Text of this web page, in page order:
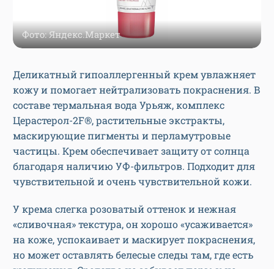
Фото: Яндекс.Маркет
Деликатный гипоаллергенный крем увлажняет
кожу и помогает нейтрализовать покраснения. В
составе термальная вода Урьяж, комплекс
Церастерол-2F®, растительные экстракты,
маскирующие пигменты и перламутровые
частицы. Крем обеспечивает защиту от солнца
благодаря наличию УФ-фильтров. Подходит для
чувствительной и очень чувствительной кожи.
У крема слегка розоватый оттенок и нежная
«сливочная» текстура, он хорошо «усаживается»
на коже, успокаивает и маскирует покраснения,
но может оставлять белесые следы там, где есть